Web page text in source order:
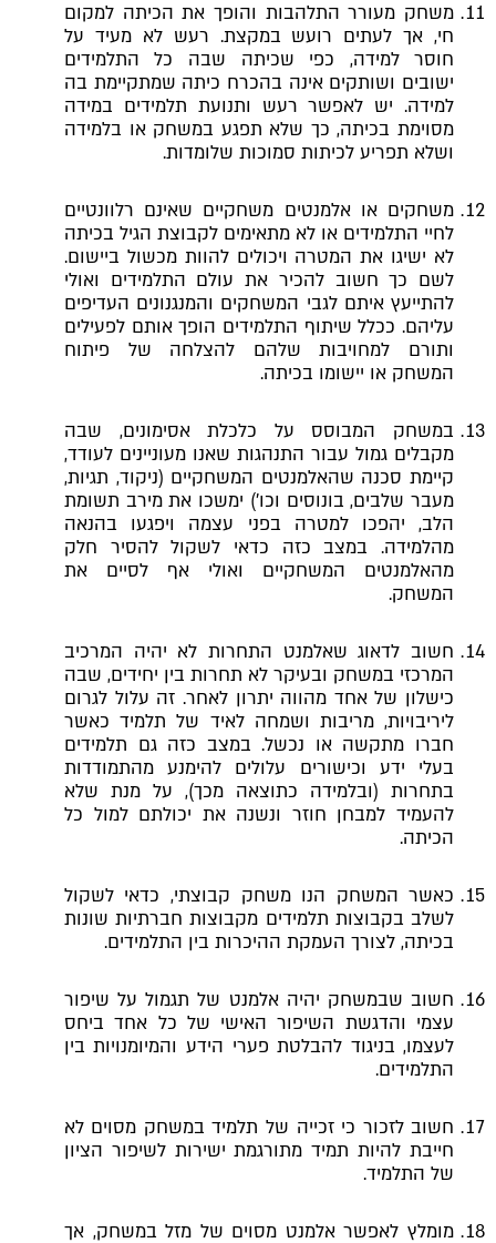
משחק מעורר התלהבות והופך את הכיתה למקום
חי, אך לעתים רועש במקצת. רעש לא מעיד על
חוסר למידה, כפי שכיתה שבה כל התלמידים
ישובים ושותקים אינה בהכרח כיתה שמתקיימת בה
למידה. יש לאפשר רעש ותנועת תלמידים במידה
מסוימת בכיתה, כך שלא תפגע במשחק או בלמידה
ושלא תפריע לכיתות סמוכות שלומדות.
משחקים או אלמנטים משחקיים שאינם רלוונטיים
לחיי התלמידים או לא מתאימים לקבוצת הגיל בכיתה
לא ישיגו את המטרה ויכולים להוות מכשול ביישום.
לשם כך חשוב להכיר את עולם התלמידים ואולי
להתייעץ איתם לגבי המשחקים והמנגנונים העדיפים
עליהם. ככלל שיתוף התלמידים הופך אותם לפעילים
ותורם למחויבות שלהם להצלחה של פיתוח
המשחק או יישומו בכיתה.
במשחק המבוסס על כלכלת אסימונים, שבה
מקבלים גמול עבור התנהגות שאנו מעוניינים לעודד,
קיימת סכנה שהאלמנטים המשחקיים (ניקוד, תגיות,
מעבר שלבים, בונוסים וכו') ימשכו את מירב תשומת
הלב, יהפכו למטרה בפני עצמה ויפגעו בהנאה
מהלמידה. במצב כזה כדאי לשקול להסיר חלק
מהאלמנטים המשחקיים ואולי אף לסיים את
המשחק.
חשוב לדאוג שאלמנט התחרות לא יהיה המרכיב
המרכזי במשחק ובעיקר לא תחרות בין יחידים, שבה
כישלון של אחד מהווה יתרון לאחר. זה עלול לגרום
ליריבויות, מריבות ושמחה לאיד של תלמיד כאשר
חברו מתקשה או נכשל. במצב כזה גם תלמידים
בעלי ידע וכישורים עלולים להימנע מהתמודדות
בתחרות (ובלמידה כתוצאה מכך), על מנת שלא
להעמיד למבחן חוזר ונשנה את יכולתם למול כל
הכיתה.
כאשר המשחק הנו משחק קבוצתי, כדאי לשקול
לשלב בקבוצות תלמידים מקבוצות חברתיות שונות
בכיתה, לצורך העמקת ההיכרות בין התלמידים.
חשוב שבמשחק יהיה אלמנט של תגמול על שיפור
עצמי והדגשת השיפור האישי של כל אחד ביחס
לעצמו, בניגוד להבלטת פערי הידע והמיומנויות בין
התלמידים.
חשוב לזכור כי זכייה של תלמיד במשחק מסוים לא
חייבת להיות תמיד מתורגמת ישירות לשיפור הציון
של התלמיד.
מומלץ לאפשר אלמנט מסוים של מזל במשחק, אך